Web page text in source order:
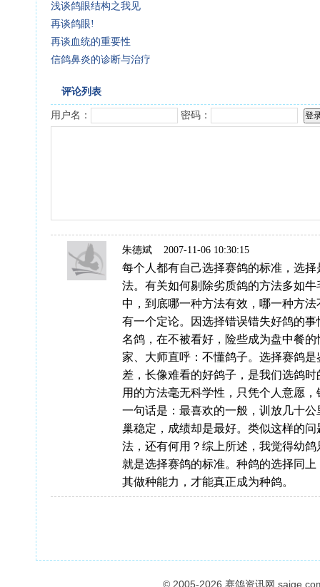
浅谈鸽眼结构之我见
再谈鸽眼!
再谈血统的重要性
信鸽鼻炎的诊断与治疗
评论列表
用户名： 密码：
朱德斌 2007-11-06 10:30:15
每个人都有自己选择赛鸽的标准，选
法。有关如何剔除劣质鸽的方法多如
中，到底哪一种方法有效，哪一种方
有一个定论。因选择错误错失好鸽的
名鸽，在不被看好，险些成为盘中餐
家、大师直呼：不懂鸽子。选择赛鸽
差，长像难看的好鸽子，是我们选鸽
用的方法毫无科学性，只凭个人意愿
一句话是：最喜欢的一般，训放几十
巢稳定，成绩却是最好。类似这样的
法，还有何用？综上所述，我觉得幼
就是选择赛鸽的标准。种鸽的选择同
其做种能力，才能真正成为种鸽。
© 2005-2026 赛鸽资讯网